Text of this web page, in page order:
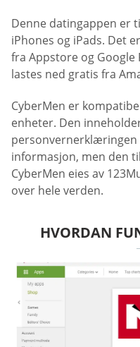
Denne datingappen er
iPhones og iPads. Det
fra Appstore og Google
lastes ned gratis fra
CyberMen er
enheter. Den
personvernerklæringen
informasjon, men den
CyberMen eies av
over hele verden.
HVORDAN